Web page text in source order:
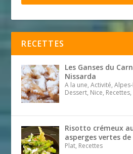
RECETTES
Les Ganses du
Nissarda
A la une, Activité,
Dessert, Nice, Recettes,
Risotto crémeux
asperges vertes de
Plat, Recettes